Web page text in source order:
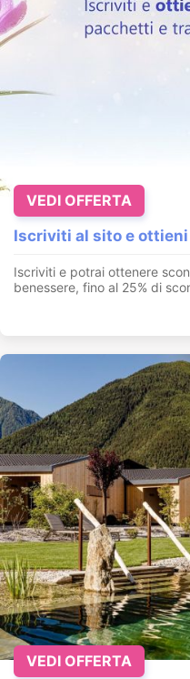
Iscriviti al sito e
Iscriviti e potrai ottenere
benessere, fino al 25% di
VEDI OFFERTA
VEDI OFFERTA